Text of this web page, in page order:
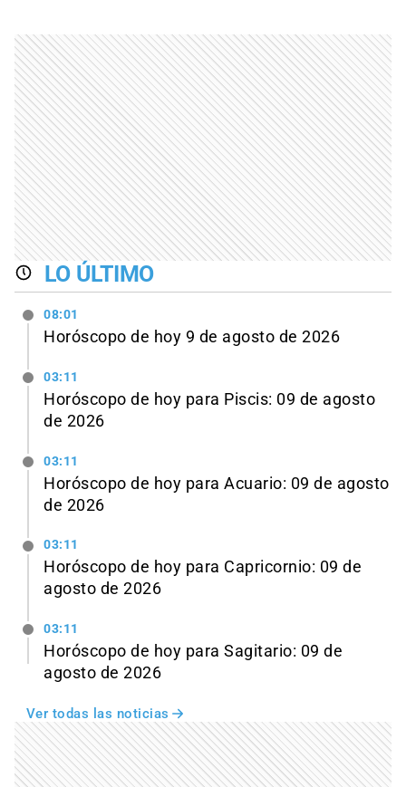
LO ÚLTIMO
08:01
Horóscopo de hoy 9 de agosto de 2026
03:11
Horóscopo de hoy para Piscis: 09 de agosto
de 2026
03:11
Horóscopo de hoy para Acuario: 09 de agosto
de 2026
03:11
Horóscopo de hoy para Capricornio: 09 de
agosto de 2026
03:11
Horóscopo de hoy para Sagitario: 09 de
agosto de 2026
Ver todas las noticias